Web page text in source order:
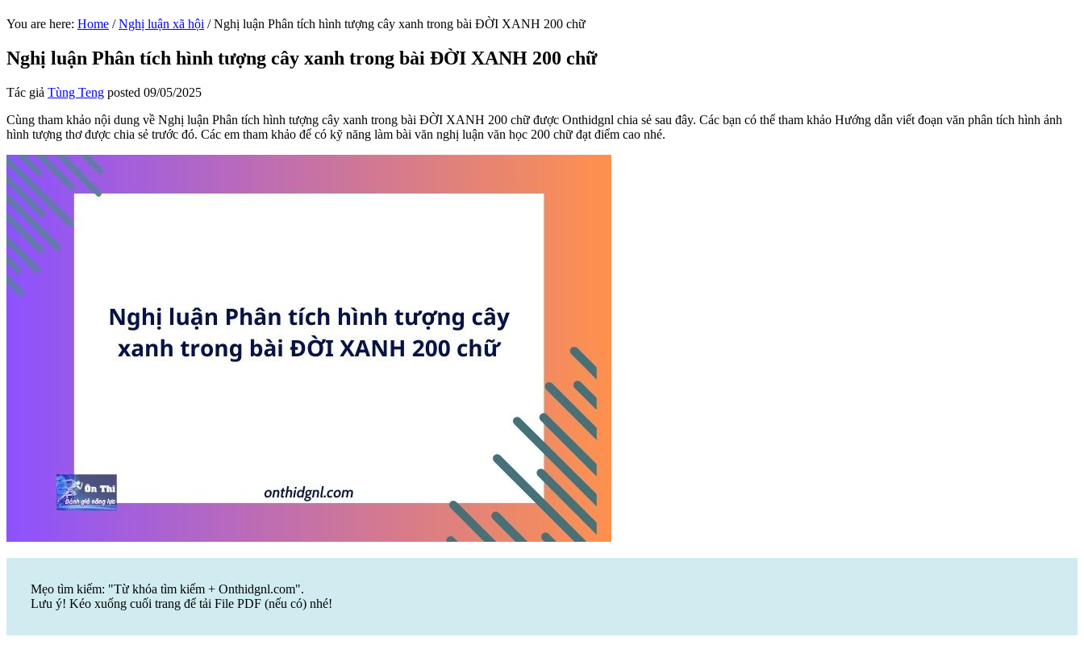
You are here: Home / Nghị luận xã hội /Nghị luận Phân tích hình tượng cây xanh trong bài ĐỜI XANH 200 chữ
Nghị luận Phân tích hình tượng cây xanh trong bài ĐỜI XANH 200 chữ
Tác giả Tùng Teng posted 09/05/2025
Cùng tham khảo nội dung về Nghị luận Phân tích hình tượng cây xanh trong bài ĐỜI XANH 200 chữ được Onthidgnl chia sẻ sau đây. Các bạn có thể tham khảo Hướng dẫn viết đoạn văn phân tích hình ảnh
hình tượng thơ được chia sẻ trước đó. Các em tham khảo để có kỹ năng làm bài văn nghị luận văn học 200 chữ đạt điểm cao nhé.
Mẹo tìm kiếm: "Từ khóa tìm kiếm + Onthidgnl.com".
Lưu ý! Kéo xuống cuối trang để tải File PDF (nếu có) nhé!